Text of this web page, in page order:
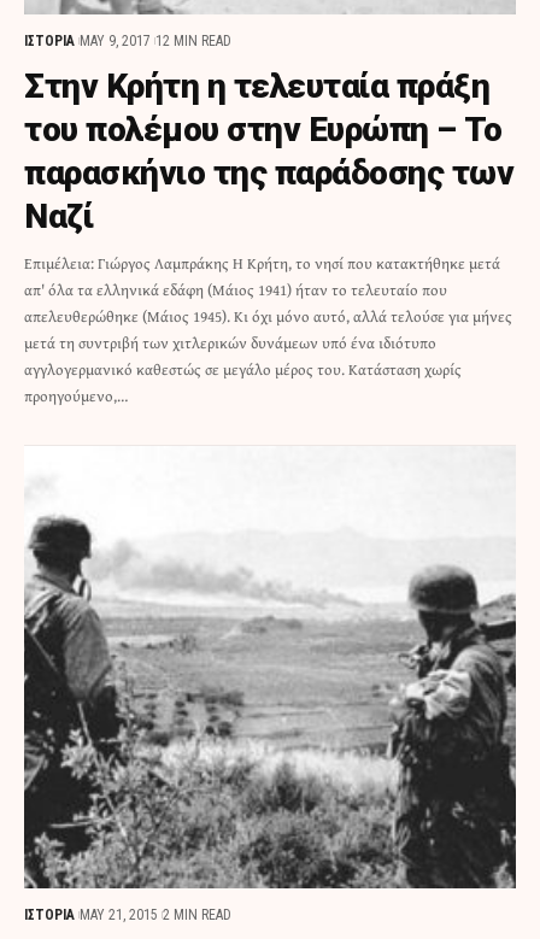
ΙΣΤΟΡΙΑ MAY 9, 2017 12 MIN READ
Στην Κρήτη η τελευταία πράξη
του πολέμου στην Ευρώπη – Το
παρασκήνιο της παράδοσης των
Ναζί
Επιμέλεια: Γιώργος Λαμπράκης Η Κρήτη, το νησί που κατακτήθηκε μετά
απ' όλα τα ελληνικά εδάφη (Μάιος 1941) ήταν το τελευταίο που
απελευθερώθηκε (Μάιος 1945). Κι όχι μόνο αυτό, αλλά τελούσε για μήνες
μετά τη συντριβή των χιτλερικών δυνάμεων υπό ένα ιδιότυπο
αγγλογερμανικό καθεστώς σε μεγάλο μέρος του. Κατάσταση χωρίς
προηγούμενο,…
ΙΣΤΟΡΙΑ MAY 21, 2015 2 MIN READ